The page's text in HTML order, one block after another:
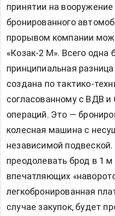
принятии на
бронированного
прорывом компании
«Козак-2 М». Всего одна
принципиальная
создана по тактико-
согласованному с ВДВ
операций. Это —
колесная машина с
независимой
преодолевать брод в 1
впечатляющих
легкобронированная
случае закупок, будет